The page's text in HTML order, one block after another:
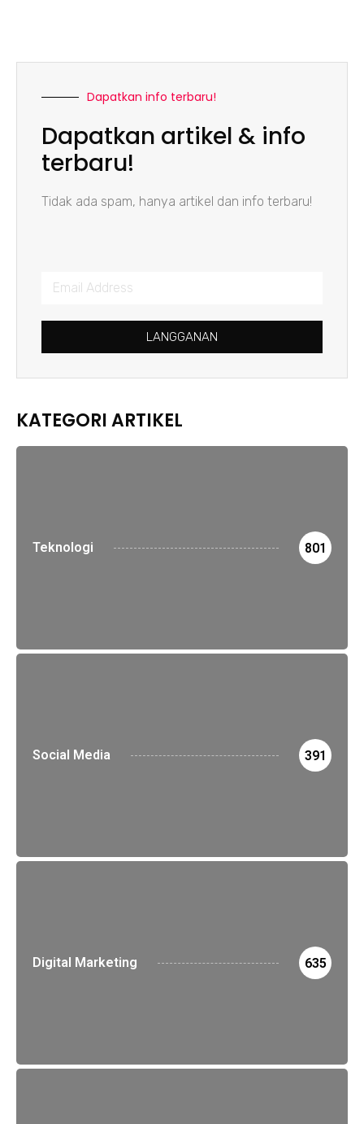
Dapatkan info terbaru!
Dapatkan artikel & info
terbaru!
Tidak ada spam, hanya artikel dan info terbaru!
LANGGANAN
KATEGORI ARTIKEL
Teknologi 801
Social Media 391
Digital Marketing 635